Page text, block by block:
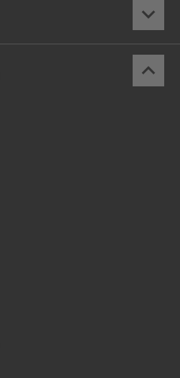
keyboard_arrow_down
keyboard_arrow_up